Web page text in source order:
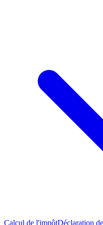
Calcul de l'impôtDéclaration